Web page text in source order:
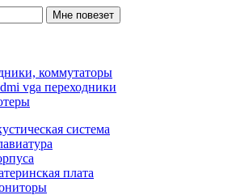
коммутаторы
vga переходники
система
плата